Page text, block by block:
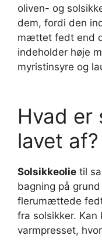
oliven- og
dem, fordi den
mættet fedt end
indeholder høje
myristinsyre og
Hvad er
lavet af?
Solsikkeolie til
bagning på
flerumættede
fra solsikker.
varmpresset,